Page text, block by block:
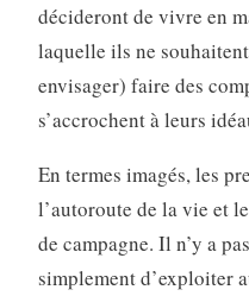
décideront de vivre en
laquelle ils ne
envisager) faire des
s’accrochent à leurs
En termes imagés, les
l’autoroute de la vie et
de campagne. Il n’y a
simplement d’exploiter